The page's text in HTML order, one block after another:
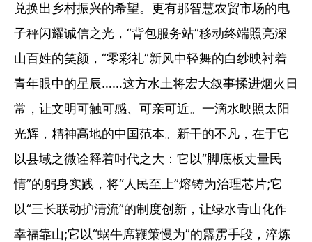
兑换出乡村振兴的希望。更有那智慧农贸市场的电
子秤闪耀诚信之光，“背包服务站”移动终端照亮深
山百姓的笑颜，“零彩礼”新风中轻舞的白纱映衬着
青年眼中的星辰……这方水土将宏大叙事揉进烟火日
常，让文明可触可感、可亲可近。一滴水映照太阳
光辉，精神高地的中国范本。新干的不凡，在于它
以县域之微诠释着时代之大：它以“脚底板丈量民
情”的躬身实践，将“人民至上”熔铸为治理芯片;它
以“三长联动护清流”的制度创新，让绿水青山化作
幸福靠山;它以“蜗牛席鞭策慢为”的霹雳手段，淬炼